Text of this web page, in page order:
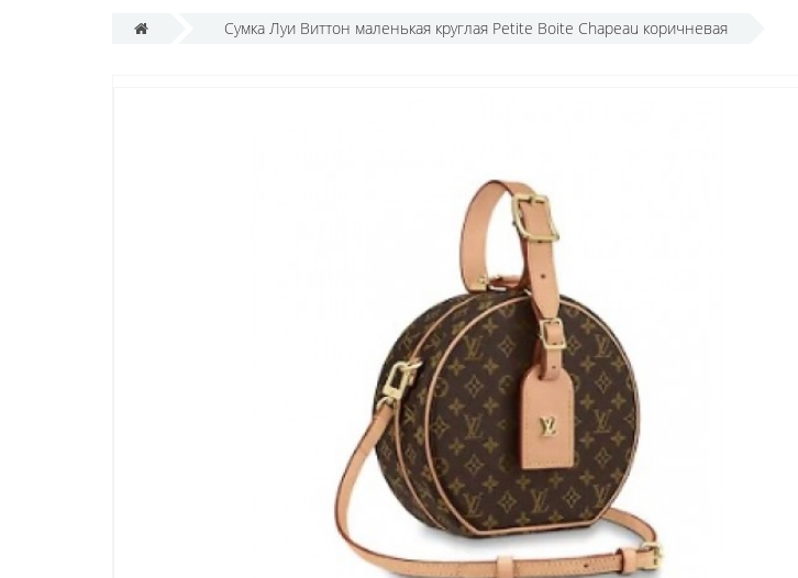
Сумка Луи Виттон маленькая круглая Petite Boite Chapeau коричневая